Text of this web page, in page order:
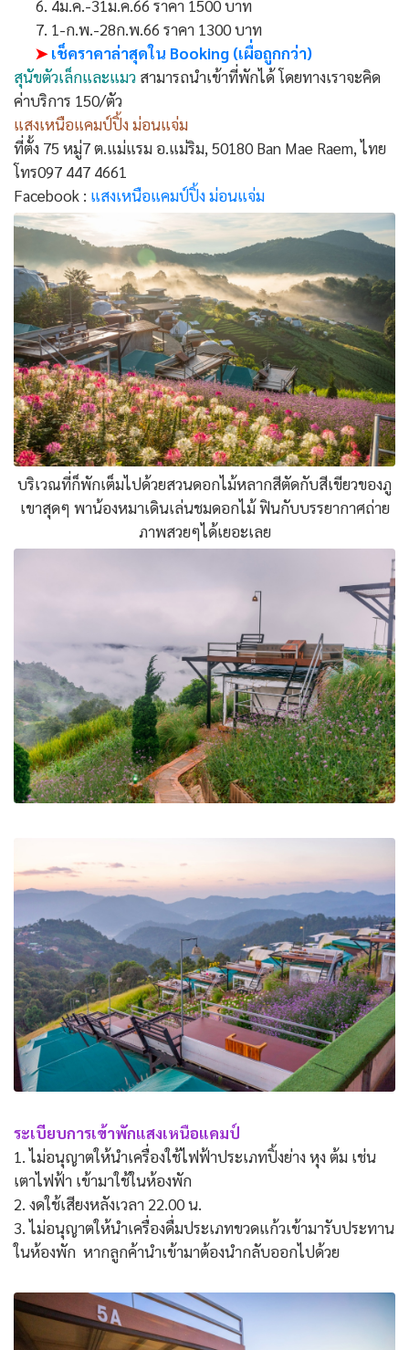
6. 4ม.ค.-31ม.ค.66 ราคา 1500 บาท
7. 1-ก.พ.-28ก.พ.66 ราคา 1300 บาท
➤ เช็คราคาล่าสุดใน Booking (เผื่อถูกกว่า)
สุนัขตัวเล็กและแมว สามารถนำเข้าที่พักได้ โดยทางเราจะคิด
ค่าบริการ 150/ตัว
แสงเหนือแคมป์ปิ้ง ม่อนแจ่ม
ที่ตั้ง 75 หมู่7 ต.แม่แรม อ.แม่ริม, 50180 Ban Mae Raem, ไทย
โทร097 447 4661
Facebook : แสงเหนือแคมป์ปิ้ง ม่อนแจ่ม
บริเวณที่ก็พักเต็มไปด้วยสวนดอกไม้หลากสีตัดกับสีเขียวของภู
เขาสุดๆ พาน้องหมาเดินเล่นชมดอกไม้ ฟินกับบรรยากาศถ่าย
ภาพสวยๆได้เยอะเลย
ระเบียบการเข้าพักแสงเหนือแคมป์
1. ไม่อนุญาตให้นำเครื่องใช้ไฟฟ้าประเภทปิ้งย่าง หุง ต้ม เช่น
เตาไฟฟ้า เข้ามาใช้ในห้องพัก
2. งดใช้เสียงหลังเวลา 22.00 น.
3. ไม่อนุญาตให้นำเครื่องดื่มประเภทขวดแก้วเข้ามารับประทาน
ในห้องพัก หากลูกค้านำเข้ามาต้องนำกลับออกไปด้วย